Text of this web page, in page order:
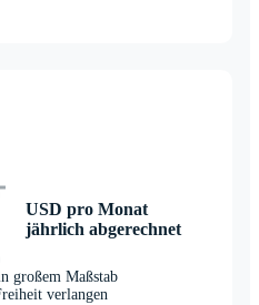
USD pro Monat
jährlich abgerechnet
großem Maßstab
verlangen